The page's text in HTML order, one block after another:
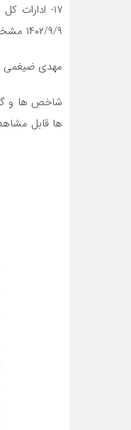
۱۷- ادارات
۱۴۰۲/۹/۹ مشخصات نماینده ذیربط آن استان با ذکر شماره تماس به دفتر ترویج تجارت منعکس نمایند.
مهدی ضیغمی
شاخص ها و
ها قابل